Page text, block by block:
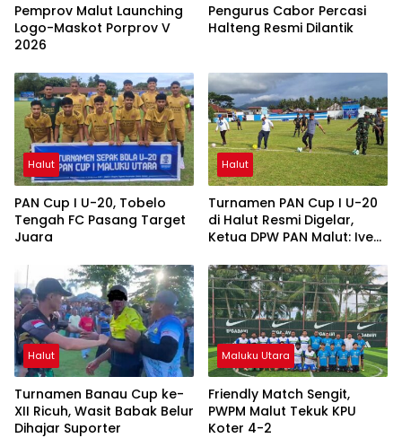
Pemprov Malut Launching
Logo-Maskot Porprov V
2026
Pengurus Cabor Percasi
Halteng Resmi Dilantik
Halut
PAN Cup I U-20, Tobelo
Tengah FC Pasang Target
Juara
Halut
Turnamen PAN Cup I U-20
di Halut Resmi Digelar,
Ketua DPW PAN Malut: Ivent
Halut
Turnamen Banau Cup ke-
XII Ricuh, Wasit Babak Belur
Dihajar Suporter
Maluku Utara
Friendly Match Sengit,
PWPM Malut Tekuk KPU
Koter 4-2